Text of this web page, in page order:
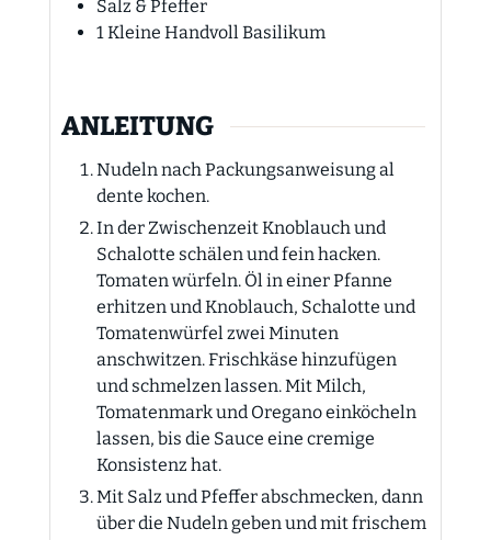
Salz & Pfeffer
1 Kleine Handvoll Basilikum
ANLEITUNG
Nudeln nach Packungsanweisung al
dente kochen.
In der Zwischenzeit Knoblauch und
Schalotte schälen und fein hacken.
Tomaten würfeln. Öl in einer Pfanne
erhitzen und Knoblauch, Schalotte und
Tomatenwürfel zwei Minuten
anschwitzen. Frischkäse hinzufügen
und schmelzen lassen. Mit Milch,
Tomatenmark und Oregano einköcheln
lassen, bis die Sauce eine cremige
Konsistenz hat.
Mit Salz und Pfeffer abschmecken, dann
über die Nudeln geben und mit frischem